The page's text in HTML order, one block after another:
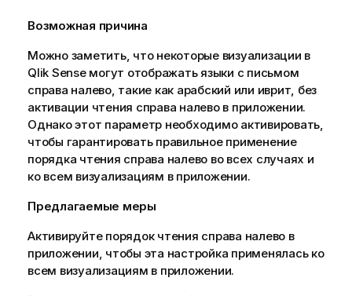
Возможная причина
Можно заметить, что некоторые визуализации в
Qlik Senseмогут отображать языки с письмом
справа налево, такие как арабский или иврит, без
активации чтения справа налево в приложении.
Однако этот параметр необходимо активировать,
чтобы гарантировать правильное применение
порядка чтения справа налево во всех случаях и
ко всем визуализациям в приложении.
Предлагаемые меры
Активируйте порядок чтения справа налево в
приложении, чтобы эта настройка применялась ко
всем визуализациям в приложении.